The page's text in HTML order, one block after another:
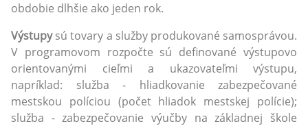
obdobie dlhšie ako jeden rok.
Výstupysú tovary a služby produkované samosprávou.
V programovom rozpočte sú definované výstupovo
orientovanými cieľmi a ukazovateľmi výstupu,
napríklad: služba - hliadkovanie zabezpečované
mestskou políciou (počet hliadok mestskej polície);
služba - zabezpečovanie výučby na základnej škole